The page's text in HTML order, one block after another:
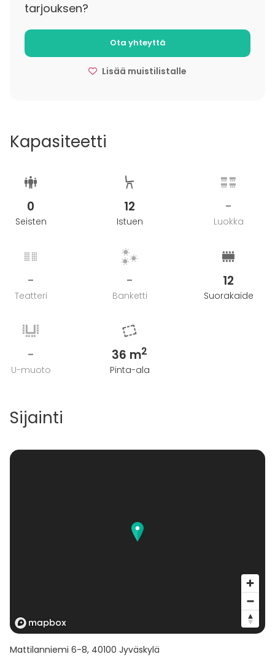
tarjouksen?
Ota yhteyttä
Lisää muistilistalle
Kapasiteetti
0
Seisten
12
Istuen
-
Luokka
-
Teatteri
-
Banketti
12
Suorakaide
-
U-muoto
36 m2
Pinta-ala
Sijainti
Mattilanniemi 6-8, 40100 Jyväskylä